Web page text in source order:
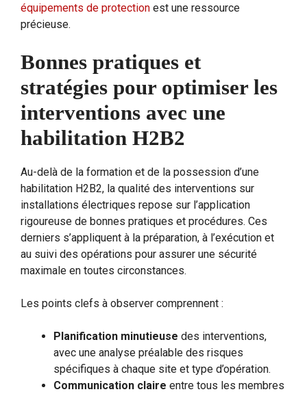
équipements de protection est une ressource
précieuse.
Bonnes pratiques et
stratégies pour optimiser les
interventions avec une
habilitation H2B2
Au-delà de la formation et de la possession d’une
habilitation H2B2, la qualité des interventions sur
installations électriques repose sur l’application
rigoureuse de bonnes pratiques et procédures. Ces
derniers s’appliquent à la préparation, à l’exécution et
au suivi des opérations pour assurer une sécurité
maximale en toutes circonstances.
Les points clefs à observer comprennent :
Planification minutieuse des interventions,
avec une analyse préalable des risques
spécifiques à chaque site et type d’opération.
Communication claire entre tous les membres